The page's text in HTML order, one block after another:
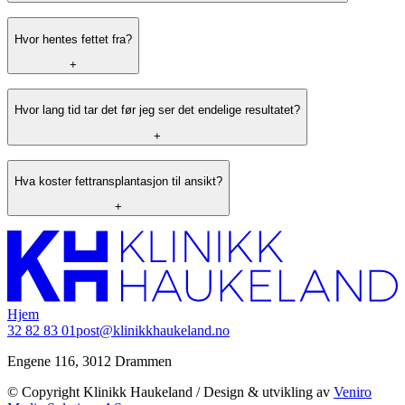
Hvor hentes fettet fra?
+
Hvor lang tid tar det før jeg ser det endelige resultatet?
+
Hva koster fettransplantasjon til ansikt?
+
Hjem
32 82 83 01post@klinikkhaukeland.no
Engene 116, 3012 Drammen
© Copyright Klinikk Haukeland / Design & utvikling av Veniro